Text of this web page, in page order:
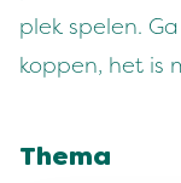
plek spelen.
koppen, het is
Thema